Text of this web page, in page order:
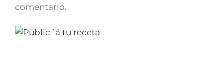
comentario.